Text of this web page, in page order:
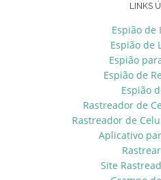
LINKS
Espião de
Espião de
Espião
Espião de
Espião
Rastreador de
Rastreador de
Aplicativo
Site